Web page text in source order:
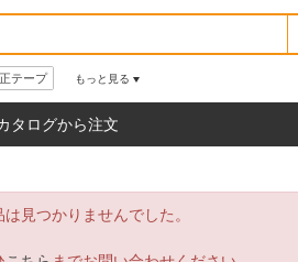
テープ もっと見る
タログから注文
見つかりませんでした。